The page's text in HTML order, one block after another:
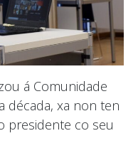
á Comunidade
década, xa non ten
presidente co seu